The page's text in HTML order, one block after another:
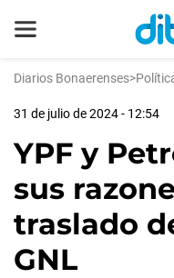
Diarios Bonaerenses>
31 de julio de 2024 - 12:54
YPF y
sus
traslado
GNL